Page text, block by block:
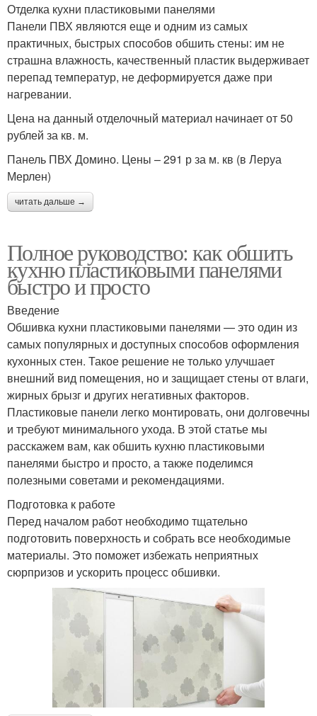
Отделка кухни пластиковыми панелями
Панели ПВХ являются еще и одним из самых
практичных, быстрых способов обшить стены: им не
страшна влажность, качественный пластик выдерживает
перепад температур, не деформируется даже при
нагревании.
Цена на данный отделочный материал начинает от 50
рублей за кв. м.
Панель ПВХ Домино. Цены – 291 р за м. кв (в Леруа
Мерлен)
читать дальше →
Полное руководство: как обшить
кухню пластиковыми панелями
быстро и просто
Введение
Обшивка кухни пластиковыми панелями — это один из
самых популярных и доступных способов оформления
кухонных стен. Такое решение не только улучшает
внешний вид помещения, но и защищает стены от влаги,
жирных брызг и других негативных факторов.
Пластиковые панели легко монтировать, они долговечны
и требуют минимального ухода. В этой статье мы
расскажем вам, как обшить кухню пластиковыми
панелями быстро и просто, а также поделимся
полезными советами и рекомендациями.
Подготовка к работе
Перед началом работ необходимо тщательно
подготовить поверхность и собрать все необходимые
материалы. Это поможет избежать неприятных
сюрпризов и ускорить процесс обшивки.